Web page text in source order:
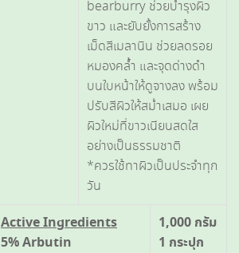
bearburry ช่วยบำรุงผิว
ขาว และยับยั้งการสร้าง
เม็ดสีเมลานิน ช่วยลดรอย
หมองคล้ำ และจุดด่างดำ
บนใบหน้าให้ดูจางลง พร้อม
ปรับสีผิวให้สม่ำเสมอ เผย
ผิวใหม่ที่ขาวเนียนสดใส
อย่างเป็นธรรมชาติ
*ควรใช้ทาผิวเป็นประจำทุก
วัน
Active Ingredients
5% Arbutin
1,000 กรัม
1 กระปุก